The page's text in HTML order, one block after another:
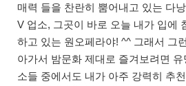
매력 들을 찬란히 뿜어내고 있는 다
V 업소, 그곳이 바로 오늘 내가 입에
하고 있는 원오페라야! ^^ 그래서 그
아가서 밤문화 제대로 즐겨보려면
소들 중에서도 내가 아주 강력히 추